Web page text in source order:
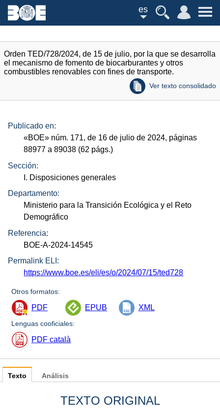
es
Orden TED/728/2024, de 15 de julio, por la que se desarrolla
el mecanismo de fomento de biocarburantes y otros
combustibles renovables con fines de transporte.
Ver texto consolidado
Publicado en:
«BOE» núm. 171, de 16 de julio de 2024, páginas
88977 a 89038 (62 págs.)
Sección:
I. Disposiciones generales
Departamento:
Ministerio para la Transición Ecológica y el Reto
Demográfico
Referencia:
BOE-A-2024-14545
Permalink ELI:
https://www.boe.es/eli/es/o/2024/07/15/ted728
Otros formatos:
PDF EPUB XML
Lenguas cooficiales:
PDF català
Texto
TEXTO ORIGINAL
Análisis